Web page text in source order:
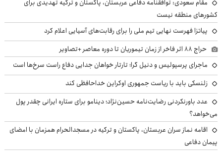
مقام سعودی: توافقنامه دفاعی عربستان، پاکستان و ترکیه تهدیدی برای
کشورهای منطقه نیست
پیاتزا فهرست نهایی تیم ملی را برای رقابت‌های آسیایی اعلام کرد
حراج ۸۸ اثر فاخر از زمان تیموریان تا دوره معاصر +تصاویر
ماجرای پرسپولیس و دنیل گرا؛ تارتار خواهان جدایی دفاع راست سرخ‌ها است
زلنسکی باید با ریاست جمهوری اوکراین خداحافظی کند
عدد باورنکردنی رضایت‌نامه حسین‌نژاد؛ دینامو برای ستاره ایرانی چقدر پول
می‌خواهد؟
اقامه نماز سران عربستان، پاکستان و ترکیه در مسجدالحرام همزمان با امضای
پیمان دفاعی